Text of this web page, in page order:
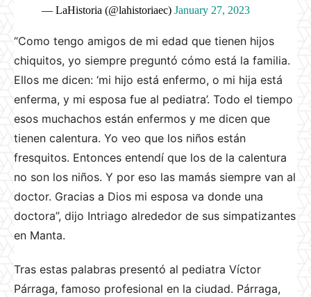
— LaHistoria (@lahistoriaec) January 27, 2023
“Como tengo amigos de mi edad que tienen hijos
chiquitos, yo siempre preguntó cómo está la familia.
Ellos me dicen: ‘mi hijo está enfermo, o mi hija está
enferma, y mi esposa fue al pediatra’. Todo el tiempo
esos muchachos están enfermos y me dicen que
tienen calentura. Yo veo que los niños están
fresquitos. Entonces entendí que los de la calentura
no son los niños. Y por eso las mamás siempre van al
doctor. Gracias a Dios mi esposa va donde una
doctora”, dijo Intriago alrededor de sus simpatizantes
en Manta.
Tras estas palabras presentó al pediatra Víctor
Párraga, famoso profesional en la ciudad. Párraga,